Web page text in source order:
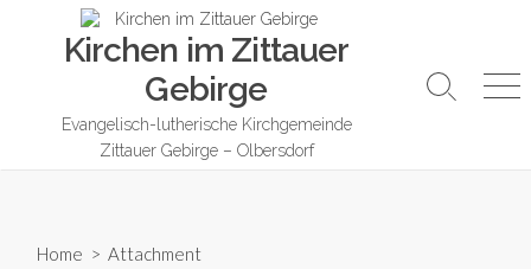
Kirchen im Zittauer
Gebirge
Evangelisch-lutherische Kirchgemeinde
Zittauer Gebirge – Olbersdorf
Search
Home > Attachment